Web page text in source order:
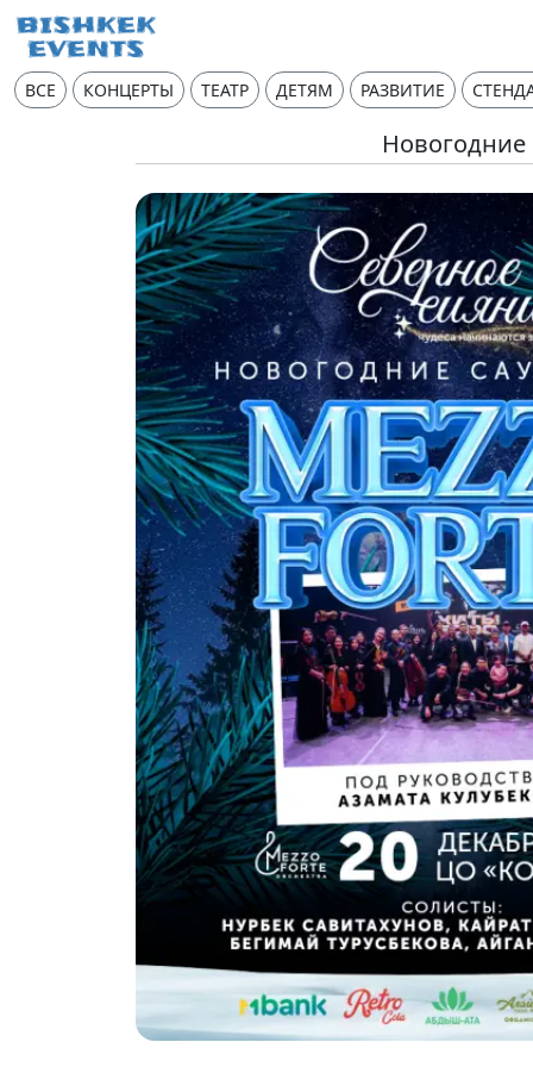
ВСЕ КОНЦЕРТЫ ТЕАТР ДЕТЯМ РАЗВИТИЕ
Новогодние